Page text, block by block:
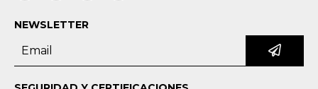
NEWSLETTER